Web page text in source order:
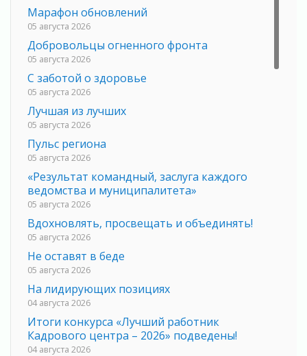
Марафон обновлений
05 августа 2026
Добровольцы огненного фронта
05 августа 2026
С заботой о здоровье
05 августа 2026
Лучшая из лучших
05 августа 2026
Пульс региона
05 августа 2026
«Результат командный, заслуга каждого
ведомства и муниципалитета»
05 августа 2026
Вдохновлять, просвещать и объединять!
05 августа 2026
Не оставят в беде
05 августа 2026
На лидирующих позициях
04 августа 2026
Итоги конкурса «Лучший работник
Кадрового центра – 2026» подведены!
04 августа 2026